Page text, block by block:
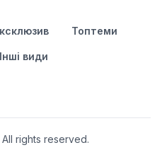
Топтеми
Інші види
rights reserved.